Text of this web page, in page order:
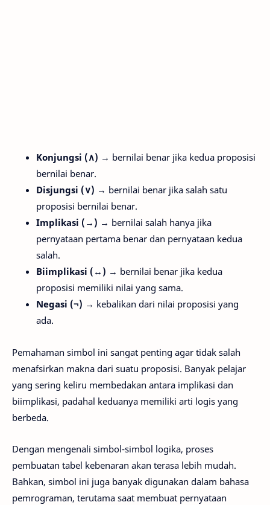
Konjungsi (∧) → bernilai benar jika kedua proposisi
bernilai benar.
Disjungsi (∨) → bernilai benar jika salah satu
proposisi bernilai benar.
Implikasi (→) → bernilai salah hanya jika
pernyataan pertama benar dan pernyataan kedua
salah.
Biimplikasi (↔) → bernilai benar jika kedua
proposisi memiliki nilai yang sama.
Negasi (¬) → kebalikan dari nilai proposisi yang
ada.
Pemahaman simbol ini sangat penting agar tidak salah
menafsirkan makna dari suatu proposisi. Banyak pelajar
yang sering keliru membedakan antara implikasi dan
biimplikasi, padahal keduanya memiliki arti logis yang
berbeda.
Dengan mengenali simbol-simbol logika, proses
pembuatan tabel kebenaran akan terasa lebih mudah.
Bahkan, simbol ini juga banyak digunakan dalam bahasa
pemrograman, terutama saat membuat pernyataan